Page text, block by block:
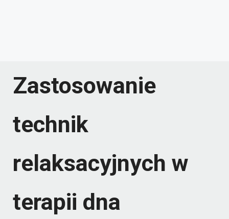
Zastosowanie
technik
relaksacyjnych w
terapii dna